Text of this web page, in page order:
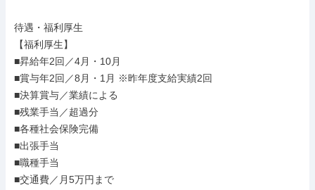
待遇・福利厚生
【福利厚生】
■昇給年2回／4月・10月
■賞与年2回／8月・1月 ※昨年度支給実績2回
■決算賞与／業績による
■残業手当／超過分
■各種社会保険完備
■出張手当
■職種手当
■交通費／月5万円まで